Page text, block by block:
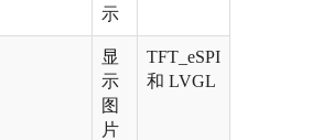
示
显
示
图
片
TFT_eSPI
和 LVGL